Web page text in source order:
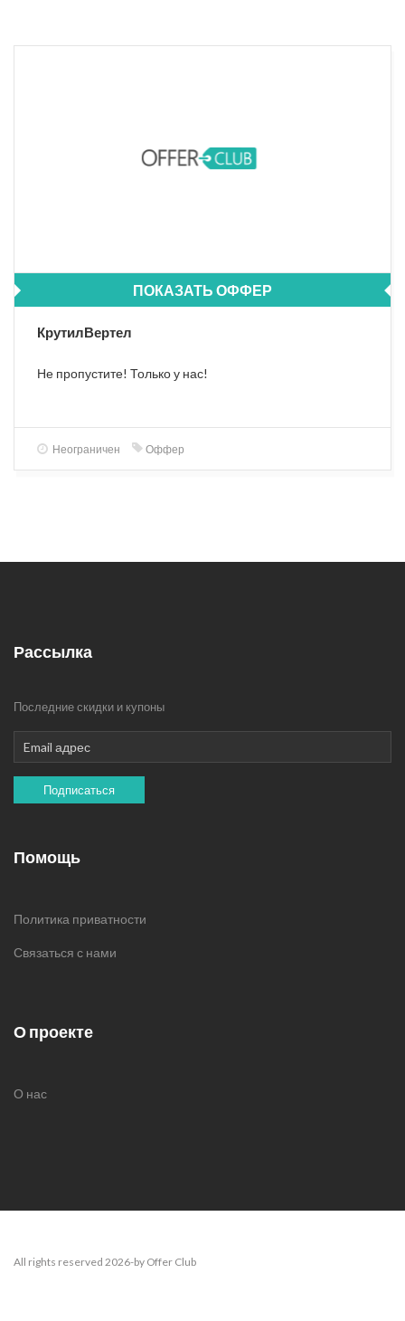
ПОКАЗАТЬ ОФФЕР
КрутилВертел
Не пропустите! Только у нас!
Неограничен Оффер
Рассылка
Последние скидки и купоны
Подписаться
Помощь
Политика приватности
Связаться с нами
О проекте
О нас
All rights reserved 2026-by Offer Club